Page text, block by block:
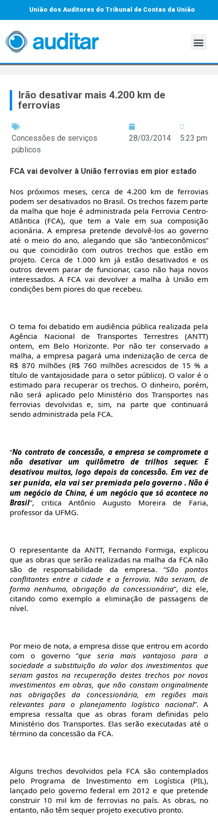
União dos Auditores do Tribunal de Contas da União
Irão desativar mais 4.200 km de
ferrovias
Concessões de serviços
públicos
28/03/2014 5:23 pm
FCA vai devolver à União ferrovias em pior estado
Nos próximos meses, cerca de 4.200 km de ferrovias
podem ser desativados no Brasil. Os trechos fazem parte
da malha que hoje é administrada pela Ferrovia Centro-
Atlântica (FCA), que tem a Vale em sua composição
acionária. A empresa pretende devolvê-los ao governo
até o meio do ano, alegando que são “antieconômicos”
ou que coincidirão com outros trechos que estão em
projeto. Cerca de 1.000 km já estão desativados e os
outros devem parar de funcionar, caso não haja novos
interessados. A FCA vai devolver a malha à União em
condições bem piores do que recebeu.
O tema foi debatido em audiência pública realizada pela
Agência Nacional de Transportes Terrestres (ANTT)
ontem, em Belo Horizonte. Por não ter conservado a
malha, a empresa pagará uma indenização de cerca de
R$ 870 milhões (R$ 760 milhões acrescidos de 15 % a
título de vantajosidade para o setor público). O valor é o
estimado para recuperar os trechos. O dinheiro, porém,
não será aplicado pelo Ministério dos Transportes nas
ferrovias devolvidas e, sim, na parte que continuará
sendo administrada pela FCA.
“No contrato de concessão, a empresa se compromete a
não desativar um quilômetro de trilhos sequer. E
desativou muitos, logo depois da concessão. Em vez de
ser punida, ela vai ser premiada pelo governo . Não é
um negócio da China, é um negócio que só acontece no
Brasil”, critica Antônio Augusto Moreira de Faria,
professor da UFMG.
O representante da ANTT, Fernando Formiga, explicou
que as obras que serão realizadas na malha da FCA não
são de responsabilidade da empresa. “São pontos
conflitantes entre a cidade e a ferrovia. Não seriam, de
forma nenhuma, obrigação da concessionária”, diz ele,
citando como exemplo a eliminação de passagens de
nível.
Por meio de nota, a empresa disse que entrou em acordo
com o governo “que seria mais vantajoso para a
sociedade a substituição do valor dos investimentos que
seriam gastos na recuperação destes trechos por novos
investimentos em obras, que não constam originalmente
nas obrigações da concessionária, em regiões mais
relevantes para o planejamento logístico nacional”. A
empresa ressalta que as obras foram definidas pelo
Ministério dos Transportes. Elas serão executadas até o
término da concessão da FCA.
Alguns trechos devolvidos pela FCA são contemplados
pelo Programa de Investimento em Logística (PIL),
lançado pelo governo federal em 2012 e que pretende
construir 10 mil km de ferrovias no país. As obras, no
entanto, não têm sequer projeto executivo pronto.